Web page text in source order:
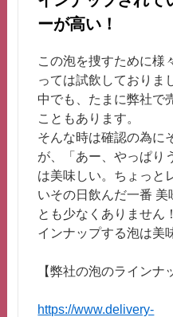
ーが高い！
この泡を捜すために様
っては試飲しておりま
中でも、たまに弊社で
こともあります。
そんな時は確認の為に
が、「あー、やっぱり
は美味しい。ちょっ
いその日飲んだ一番 美
とも少なくありませ
インナップする泡は美
【弊社の泡のラインナ
https://www.delivery-